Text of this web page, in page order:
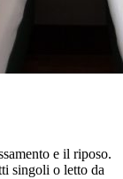
e il riposo.
singoli o letto da